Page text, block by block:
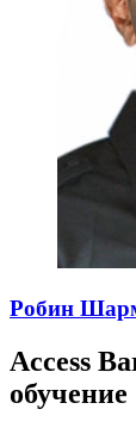
Робин
Access
обучение